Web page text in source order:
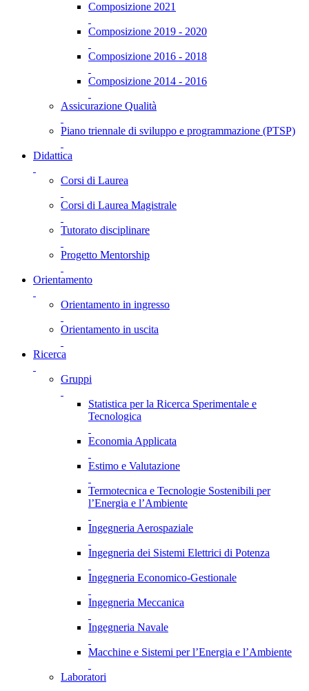
Composizione 2021
Composizione 2019 - 2020
Composizione 2016 - 2018
Composizione 2014 - 2016
Assicurazione Qualità
Piano triennale di sviluppo e programmazione (PTSP)
Didattica
Corsi di Laurea
Corsi di Laurea Magistrale
Tutorato disciplinare
Progetto Mentorship
Orientamento
Orientamento in ingresso
Orientamento in uscita
Ricerca
Gruppi
Statistica per la Ricerca Sperimentale e
Tecnologica
Economia Applicata
Estimo e Valutazione
Termotecnica e Tecnologie Sostenibili per
l’Energia e l’Ambiente
Ingegneria Aerospaziale
Ingegneria dei Sistemi Elettrici di Potenza
Ingegneria Economico-Gestionale
Ingegneria Meccanica
Ingegneria Navale
Macchine e Sistemi per l’Energia e l’Ambiente
Laboratori